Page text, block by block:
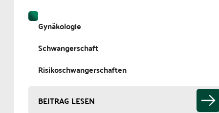
Gynäkologie
Schwangerschaft
Risikoschwangerschaften
BEITRAG LESEN